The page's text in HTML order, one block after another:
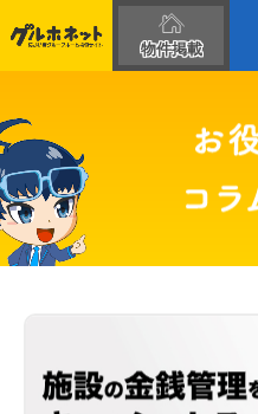
物件掲載